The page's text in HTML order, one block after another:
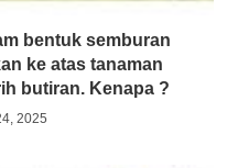
bentuk semburan
ke atas tanaman
butiran. Kenapa ?
2025